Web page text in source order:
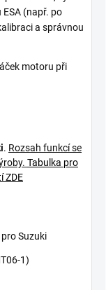
(např. po
a správnou
motoru při
. Rozsah funkcí se
Tabulka pro
ZDE
Suzuki
1)